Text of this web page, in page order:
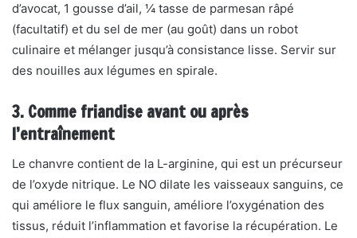
d’avocat, 1 gousse d’ail, ¼ tasse de parmesan râpé
(facultatif) et du sel de mer (au goût) dans un robot
culinaire et mélanger jusqu’à consistance lisse. Servir sur
des nouilles aux légumes en spirale.
3. Comme friandise avant ou après
l’entraînement
Le chanvre contient de la L-arginine, qui est un précurseur
de l’oxyde nitrique. Le NO dilate les vaisseaux sanguins, ce
qui améliore le flux sanguin, améliore l’oxygénation des
tissus, réduit l’inflammation et favorise la récupération. Le